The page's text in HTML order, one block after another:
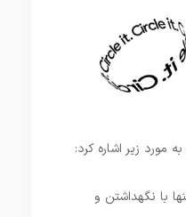
مورد زیر اشاره کرد:
با نگهداشتن و